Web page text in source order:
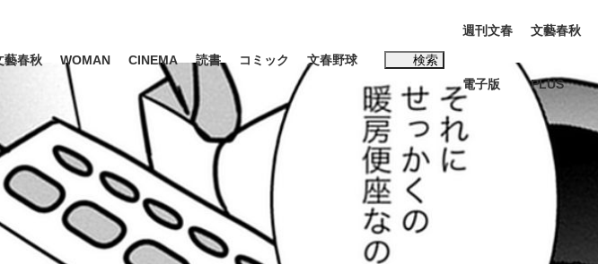
ビジネス インタビュー
観る将棋、読む将棋
藝春秋 WOMAN CINEMA 読書 コミック 文春野球 検索
キーワード入力
#森岡毅 #城彰二 #内田有紀
#松田聖子
週刊文春
電子版
文藝春秋
PLUS